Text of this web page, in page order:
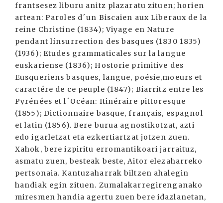
frantsesez liburu anitz plazaratu zituen; horien
artean: Paroles d´un Biscaien aux Liberaux de la
reine Christine (1834); Viyage en Nature
pendant línsurrection des basques (1830 1835)
(1936); Etudes grammaticales sur la langue
euskariense (1836); Hostorie primitive des
Eusqueriens basques, langue, poésie,moeurs et
caractére de ce peuple (1847); Biarritz entre les
Pyrénées et l´Océan: Itinéraire pittoresque
(1855); Dictionnaire basque, français, espagnol
et latin (1856). Bere burua agnostikotzat, azti
edo igarletzat eta ezkertiartzat jotzen zuen.
Xahok, bere izpiritu erromantikoari jarraituz,
asmatu zuen, besteak beste, Aitor elezaharreko
pertsonaia. Kantuzaharrak biltzen ahalegin
handiak egin zituen. Zumalakarregirenganako
miresmen handia agertu zuen bere idazlanetan,